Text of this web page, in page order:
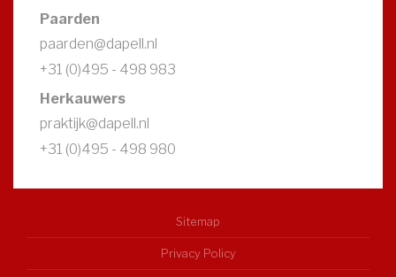
Paarden
paarden@dapell.nl
+31 (0)495 - 498 983
Herkauwers
praktijk@dapell.nl
+31 (0)495 - 498 980
Sitemap
Privacy Policy